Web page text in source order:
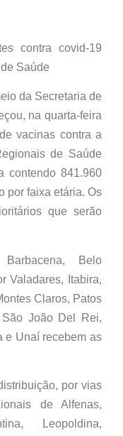
contra covid-19
Saúde
da Secretaria de
na quarta-feira
vacinas contra a
de Saúde
contendo 841.960
por faixa etária. Os
que serão
Belo
Valadares, Itabira,
Claros, Patos
João Del Rei,
e Unaí recebem as
por vias
de Alfenas,
Leopoldina,